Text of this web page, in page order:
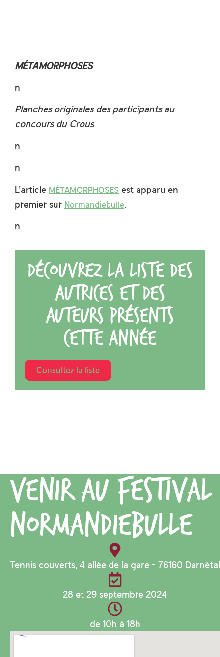
MÉTAMORPHOSES
n
Planches originales des participants au
concours du Crous
n
n
L’article MÉTAMORPHOSES est apparu en
premier sur Normandiebulle.
n
Découvrez la liste des
autrices et des
auteurs présents
cette année
Consultez la liste
Venir au festival
Normandiebulle
Tennis couverts, 4 allée de la gare - 76160 Darnétal
28 et 29 septembre 2024
de 10h à 18h